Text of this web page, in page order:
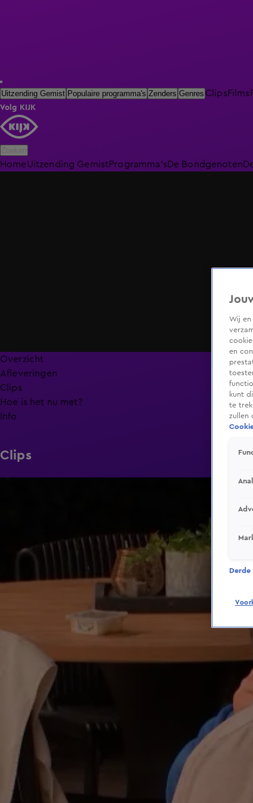
Uitzending Gemist Populaire programma's Zenders Genres ClipsFilms
Volg KIJK
HomeUitzending GemistProgramma'sDe Bondgenoten
Overzicht
Afleveringen
Clips
Hoe is het nu met?
Info
Clips
Wij en
en
kunt
te
zullen